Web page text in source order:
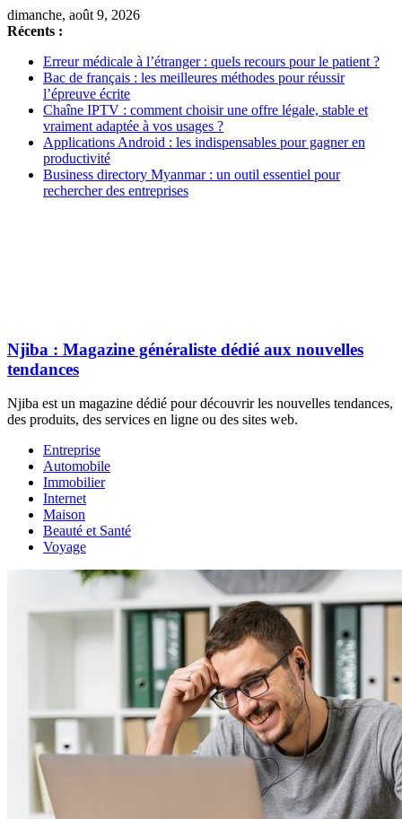
dimanche, août 9, 2026
Récents :
Erreur médicale à l’étranger : quels recours pour le patient ?
Bac de français : les meilleures méthodes pour réussir
l’épreuve écrite
Chaîne IPTV : comment choisir une offre légale, stable et
vraiment adaptée à vos usages ?
Applications Android : les indispensables pour gagner en
productivité
Business directory Myanmar : un outil essentiel pour
rechercher des entreprises
Njiba : Magazine généraliste dédié aux nouvelles
tendances
Njiba est un magazine dédié pour découvrir les nouvelles tendances,
des produits, des services en ligne ou des sites web.
Entreprise
Automobile
Immobilier
Internet
Maison
Beauté et Santé
Voyage